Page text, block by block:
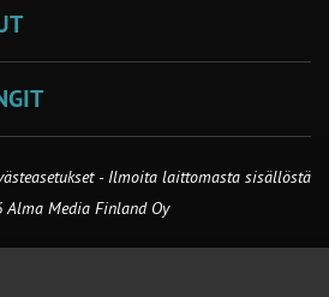
- Ilmoita laittomasta sisällöstä
Alma Media Finland Oy